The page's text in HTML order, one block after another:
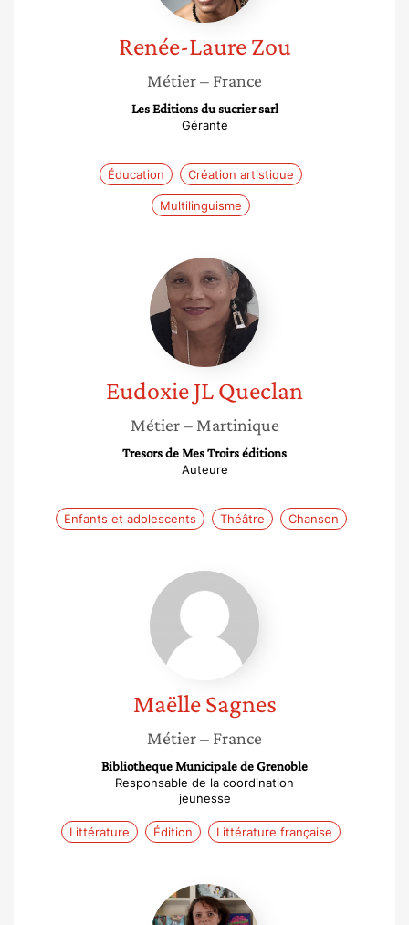
Renée-Laure Zou
Métier– France
Les Editions du sucrier sarl
Gérante
Éducation Création artistique
Multilinguisme
Eudoxie
JL
Queclan
Eudoxie JLQueclan
Métier – Martinique
Tresors de Mes Troirs éditions
Auteure
Enfants et adolescents Théâtre Chanson
Maëlle
Sagnes
Maëlle Sagnes
Métier– France
Bibliotheque Municipale de Grenoble
Responsable de la coordination
jeunesse
Littérature Édition Littérature française
Justine
Haré